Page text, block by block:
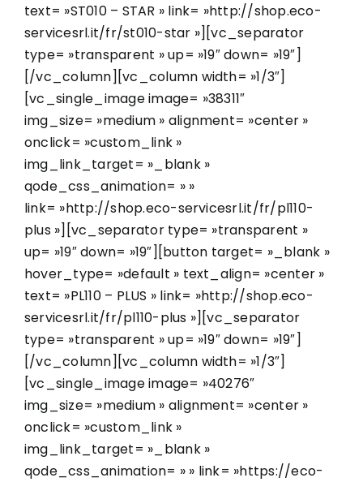
text= »ST010 – STAR » link= »http://shop.eco-
servicesrl.it/fr/st010-star »][vc_separator
type= »transparent » up= »19″ down= »19″]
[/vc_column][vc_column width= »1/3″]
[vc_single_image image= »38311″
img_size= »medium » alignment= »center »
onclick= »custom_link »
img_link_target= »_blank »
qode_css_animation= » »
link= »http://shop.eco-servicesrl.it/fr/pl110-
plus »][vc_separator type= »transparent »
up= »19″ down= »19″][button target= »_blank »
hover_type= »default » text_align= »center »
text= »PL110 – PLUS » link= »http://shop.eco-
servicesrl.it/fr/pl110-plus »][vc_separator
type= »transparent » up= »19″ down= »19″]
[/vc_column][vc_column width= »1/3″]
[vc_single_image image= »40276″
img_size= »medium » alignment= »center »
onclick= »custom_link »
img_link_target= »_blank »
qode_css_animation= » » link= »https://eco-